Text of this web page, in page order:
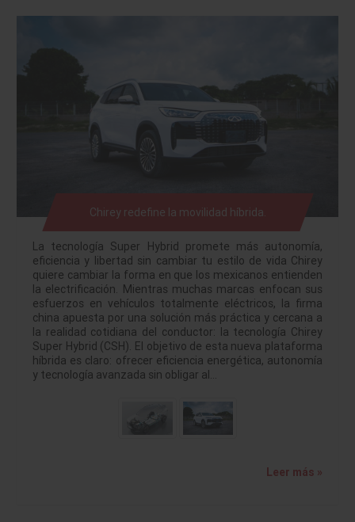
Chirey redefine la movilidad híbrida.
La tecnología Super Hybrid promete más autonomía,
eficiencia y libertad sin cambiar tu estilo de vida Chirey
quiere cambiar la forma en que los mexicanos entienden
la electrificación. Mientras muchas marcas enfocan sus
esfuerzos en vehículos totalmente eléctricos, la firma
china apuesta por una solución más práctica y cercana a
la realidad cotidiana del conductor: la tecnología Chirey
Super Hybrid (CSH). El objetivo de esta nueva plataforma
híbrida es claro: ofrecer eficiencia energética, autonomía
y tecnología avanzada sin obligar al…
Leer más »